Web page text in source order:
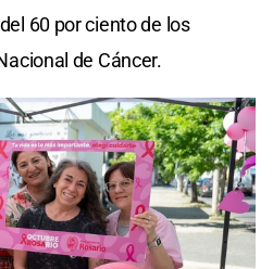
60 por ciento de los
de Cáncer.